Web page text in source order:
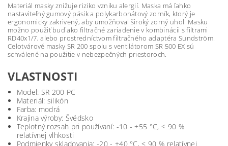
Materiál masky znižuje riziko vzniku alergií. Maska má ľahko
nastaviteľný gumový pásik a polykarbonátový zorník, ktorý je
ergonomicky zakrivený, aby umožňoval široký zorný uhol. Masku
možno použiť buď ako filtračné zariadenie v kombinácii s filtrami
RD40x1/7, alebo prostredníctvom filtračného adaptéra Sundström.
Celotvárové masky SR 200 spolu s ventilátorom SR 500 EX sú
schválené na použitie v nebezpečných priestoroch.
VLASTNOSTI
Model: SR 200 PC
Materiál: silikón
Farba: modrá
Krajina výroby: Švédsko
Teplotný rozsah pri používaní: -10 - +55 °C, < 90 %
relatívnej vlhkosti
Podmienky skladovania: -20 - +40 °C, < 90 % relatívnej